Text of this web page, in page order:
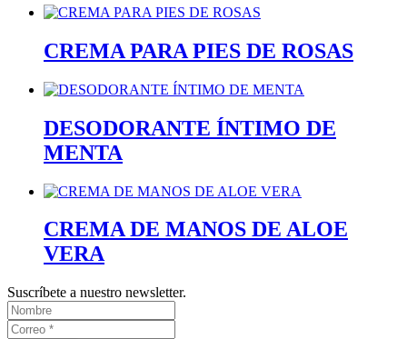
CREMA PARA PIES DE ROSAS
DESODORANTE ÍNTIMO DE
MENTA
CREMA DE MANOS DE ALOE
VERA
Suscríbete a nuestro newsletter.